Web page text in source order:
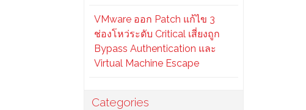
VMware ออก Patch แก้ไข 3
ช่องโหว่ระดับ Critical เสี่ยงถูก
Bypass Authentication และ
Virtual Machine Escape
Categories